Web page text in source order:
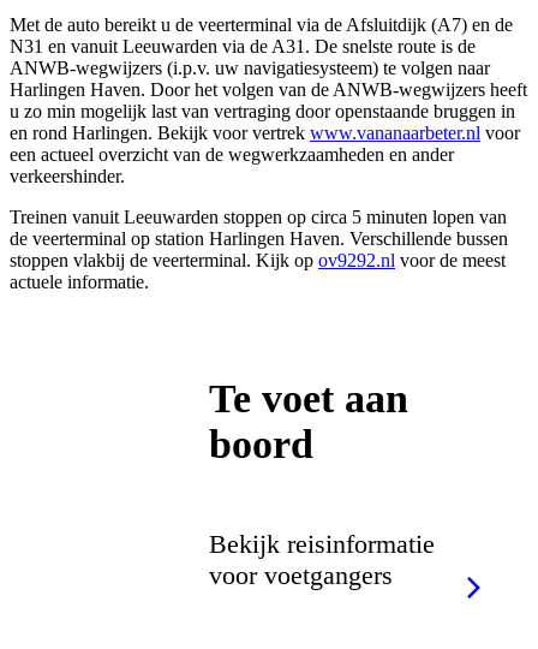
Met de auto bereikt u de veerterminal via de Afsluitdijk (A7) en de
N31 en vanuit Leeuwarden via de A31. De snelste route is de
ANWB-wegwijzers (i.p.v. uw navigatiesysteem) te volgen naar
Harlingen Haven. Door het volgen van de ANWB-wegwijzers heeft
u zo min mogelijk last van vertraging door openstaande bruggen in
en rond Harlingen. Bekijk voor vertrek www.vananaarbeter.nl voor
een actueel overzicht van de wegwerkzaamheden en ander
verkeershinder.
Treinen vanuit Leeuwarden stoppen op circa 5 minuten lopen van
de veerterminal op station Harlingen Haven. Verschillende bussen
stoppen vlakbij de veerterminal. Kijk op ov9292.nl voor de meest
actuele informatie.
Te voet aan
boord
Bekijk reisinformatie
voor voetgangers